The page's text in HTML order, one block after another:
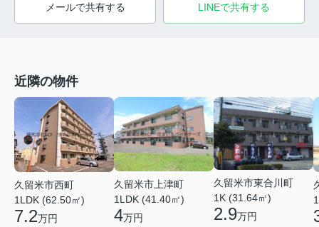
メールで共有する LINEで共有する
近隣の物件
久留米市西町
1LDK (62.50㎡)
7.2万円
久留米市上津町
1LDK (41.40㎡)
4万円
久留米市東合川町
1K (31.64㎡)
2.9万円